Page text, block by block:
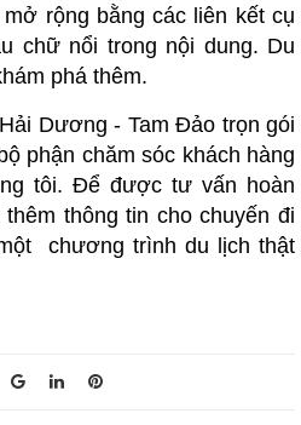
rộng bằng các liên kết cụ
chữ nổi trong nội dung. Du
phá thêm.
Dương - Tam Đảo trọn gói
phận chăm sóc khách hàng
tôi. Để được tư vấn hoàn
thông tin cho chuyến đi
chương trình du lịch thật